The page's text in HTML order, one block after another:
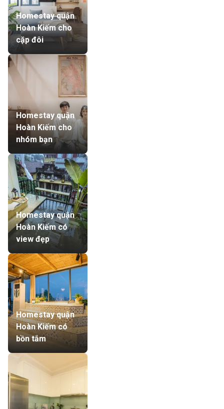
Homestay quận
Hoàn Kiếm cho
cặp đôi
Homestay quận
Hoàn Kiếm cho
nhóm bạn
Homestay quận
Hoàn Kiếm có
view đẹp
Homestay quận
Hoàn Kiếm có
bồn tắm